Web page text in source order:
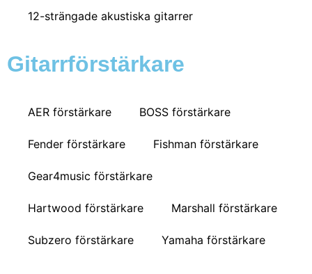
12-strängade akustiska gitarrer
Gitarrförstärkare
AER förstärkare BOSS förstärkare
Fender förstärkare Fishman förstärkare
Gear4music förstärkare
Hartwood förstärkare Marshall förstärkare
Subzero förstärkare Yamaha förstärkare